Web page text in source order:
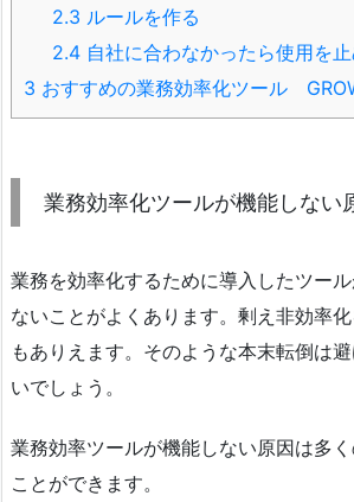
2.3 ルールを作る
2.4 自社に合わなかったら使用を
3 おすすめの業務効率化ツール
業務効率化ツールが機能しない
業務を効率化するために導入したツー
ないことがよくあります。剰え非効率
もありえます。そのような本末転倒は
いでしょう。
業務効率ツールが機能しない原因は多
ことができます。